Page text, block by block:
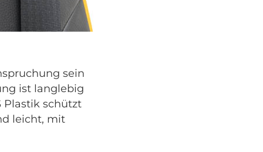
sein
ist langlebig
Plastik schützt
leicht, mit